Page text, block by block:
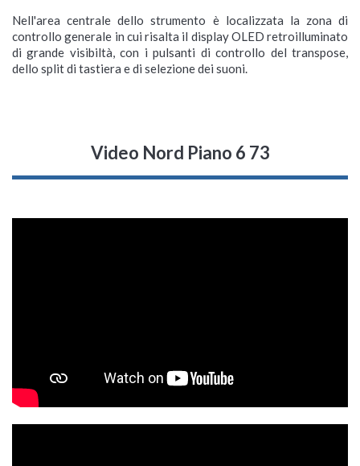
Nell'area centrale dello strumento è localizzata la zona di
controllo generale in cui risalta il display OLED retroilluminato
di grande visibiltà, con i pulsanti di controllo del transpose,
dello split di tastiera e di selezione dei suoni.
Video Nord Piano 6 73